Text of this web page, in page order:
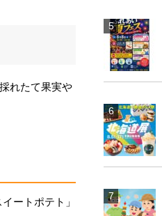
れたて果実や
ートポテト」